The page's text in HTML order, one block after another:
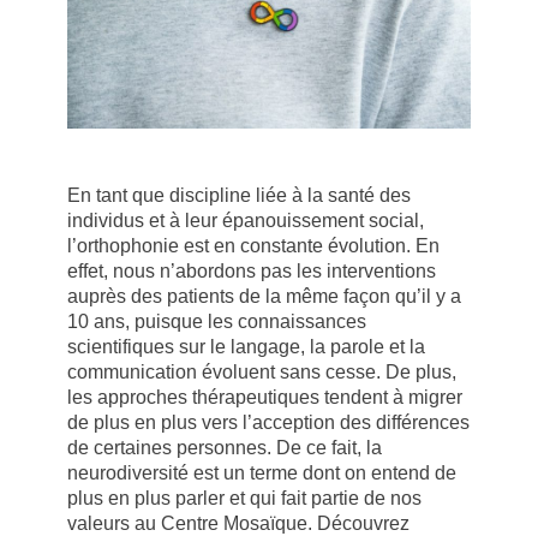
En tant que discipline liée à la santé des
individus et à leur épanouissement social,
l’orthophonie est en constante évolution. En
effet, nous n’abordons pas les interventions
auprès des patients de la même façon qu’il y a
10 ans, puisque les connaissances
scientifiques sur le langage, la parole et la
communication évoluent sans cesse. De plus,
les approches thérapeutiques tendent à migrer
de plus en plus vers l’acception des différences
de certaines personnes. De ce fait, la
neurodiversité est un terme dont on entend de
plus en plus parler et qui fait partie de nos
valeurs au Centre Mosaïque. Découvrez